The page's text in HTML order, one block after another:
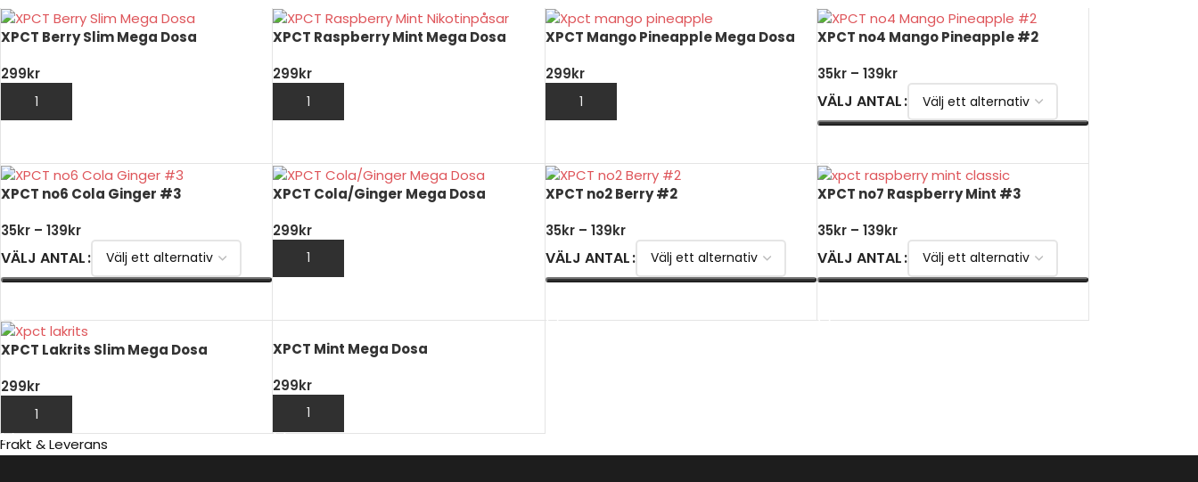
XPCT Berry Slim Mega Dosa
299kr
LÄGG TILL I VARUKORG
XPCT Raspberry Mint Mega Dosa
299kr
LÄGG TILL I VARUKORG
XPCT Mango Pineapple Mega Dosa
299kr
LÄGG TILL I VARUKORG
XPCT no4 Mango Pineapple #2
35kr – 139kr
VÄLJ ANTAL
XPCT no6 Cola Ginger #3
35kr – 139kr
VÄLJ ANTAL
XPCT Cola/Ginger Mega Dosa
299kr
LÄGG TILL I VARUKORG
XPCT no2 Berry #2
35kr – 139kr
VÄLJ ANTAL
XPCT no7 Raspberry Mint #3
35kr – 139kr
VÄLJ ANTAL
XPCT Lakrits Slim Mega Dosa
299kr
LÄGG TILL I VARUKORG
XPCT Mint Mega Dosa
299kr
LÄGG TILL I VARUKORG
Frakt & Leverans